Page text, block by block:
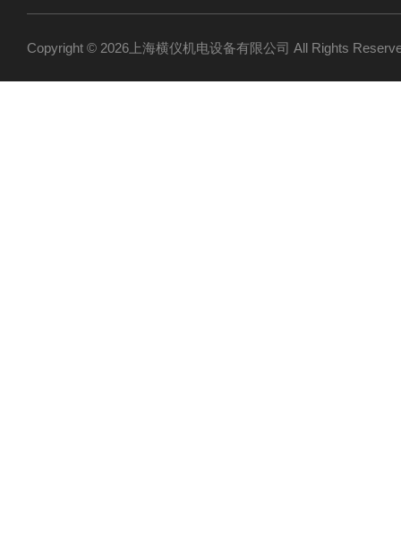
Copyright © 2026上海横仪机电设备有限公司 All Rights